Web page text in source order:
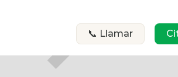
📞 Llamar